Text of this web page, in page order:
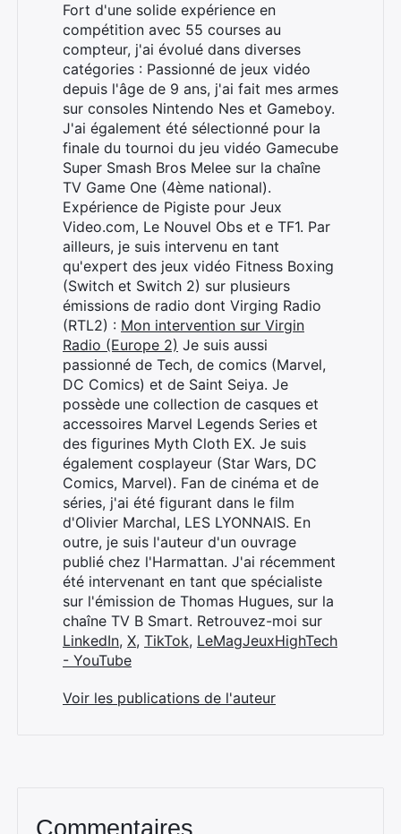
Fort d'une solide expérience en
compétition avec 55 courses au
compteur, j'ai évolué dans diverses
catégories : Passionné de jeux vidéo
depuis l'âge de 9 ans, j'ai fait mes armes
sur consoles Nintendo Nes et Gameboy.
J'ai également été sélectionné pour la
finale du tournoi du jeu vidéo Gamecube
Super Smash Bros Melee sur la chaîne
TV Game One (4ème national).
Expérience de Pigiste pour Jeux
Video.com, Le Nouvel Obs et e TF1. Par
ailleurs, je suis intervenu en tant
qu'expert des jeux vidéo Fitness Boxing
(Switch et Switch 2) sur plusieurs
émissions de radio dont Virging Radio
(RTL2) : Mon intervention sur Virgin
Radio (Europe 2) Je suis aussi
passionné de Tech, de comics (Marvel,
DC Comics) et de Saint Seiya. Je
possède une collection de casques et
accessoires Marvel Legends Series et
des figurines Myth Cloth EX. Je suis
également cosplayeur (Star Wars, DC
Comics, Marvel). Fan de cinéma et de
séries, j'ai été figurant dans le film
d'Olivier Marchal, LES LYONNAIS. En
outre, je suis l'auteur d'un ouvrage
publié chez l'Harmattan. J'ai récemment
été intervenant en tant que spécialiste
sur l'émission de Thomas Hugues, sur la
chaîne TV B Smart. Retrouvez-moi sur
LinkedIn, X, TikTok, LeMagJeuxHighTech
- YouTube
Voir les publications de l'auteur
Commentaires